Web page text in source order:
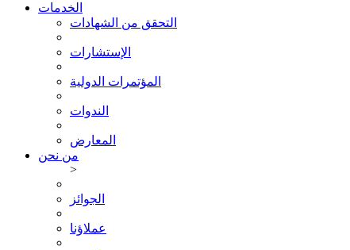
الخدمات
التحقق من الشهادات
الإستشارات
المؤتمرات الدولية
الندوات
المعارض
من نحن
>
الجوائز
عملاؤنا